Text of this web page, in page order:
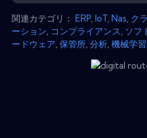
関連カテゴリ： ERP IoT Nas ク
ーション コンプライアンス ソフ
ードウェア 保管所 分析 機械学習